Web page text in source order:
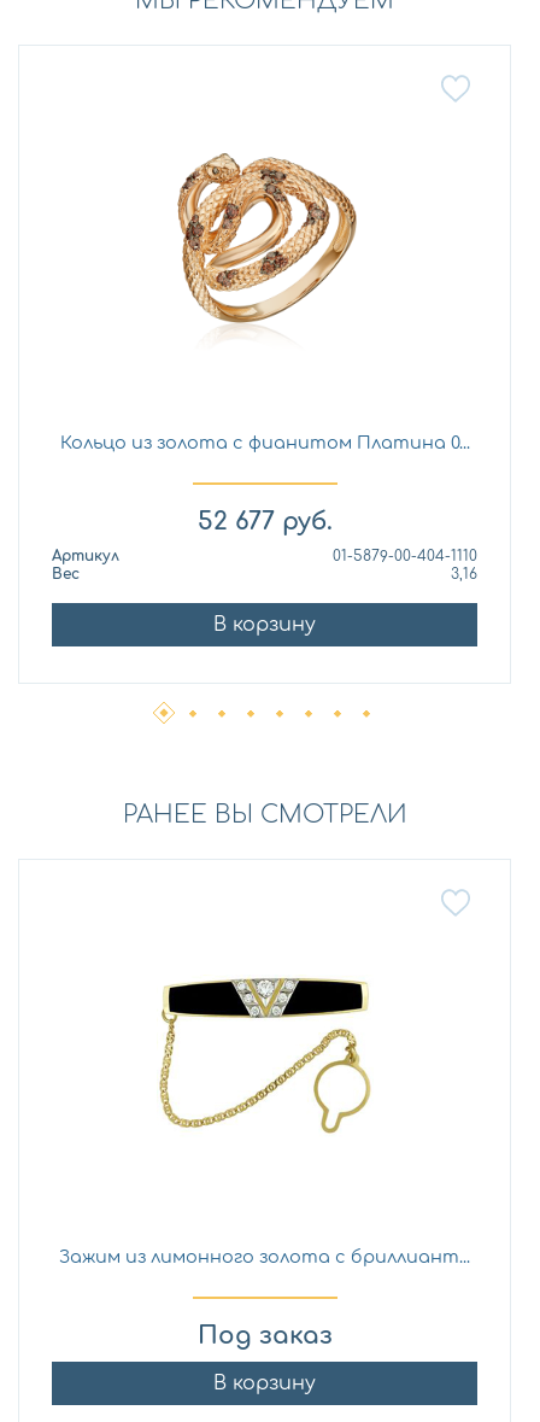
Кольцо из золота с фианитом Платина 0...
52 677 руб.
Артикул
01-5879-00-404-1110
Вес
3,16
В корзину
РАНЕЕ ВЫ СМОТРЕЛИ
Зажим из лимонного золота с бриллиант...
Под заказ
В корзину